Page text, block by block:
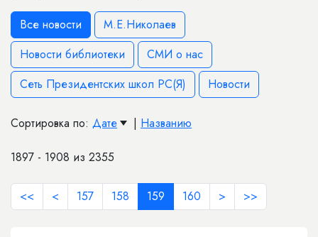
Все новости
М.Е.Николаев
Новости библиотеки
СМИ о нас
Сеть Президентских школ РС(Я)
Новости
Сортировка по: Дате | Названию
1897 - 1908 из 2355
<< < 157 158 159 160 > >>